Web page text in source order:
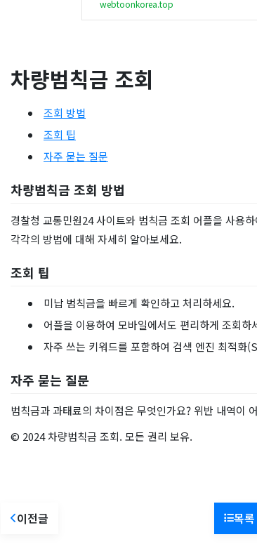
webtoonkorea.top
차량범칙금 조회
조회 방법
조회 팁
자주 묻는 질문
차량범칙금 조회 방법
경찰청 교통민원24 사이트와 범칙금 조회 어플을 사용
각각의 방법에 대해 자세히 알아보세요.
조회 팁
미납 범칙금을 빠르게 확인하고 처리하세요.
어플을 이용하여 모바일에서도 편리하게 조회하
자주 쓰는 키워드를 포함하여 검색 엔진 최적화
자주 묻는 질문
범칙금과 과태료의 차이점은 무엇인가요? 위반 내역이
© 2024 차량범칙금 조회. 모든 권리 보유.
이전글 목록